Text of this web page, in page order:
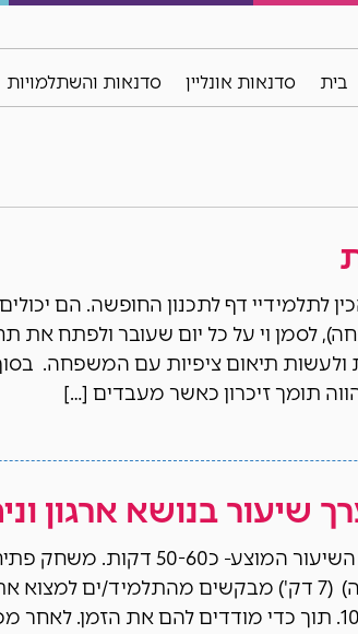
בית סדנאות אונליין סדנאות והשתלמויות
לתלמידיי דף לתכנון החופשה. הם
לסמן וי על כל יום שעובר ולפתח את
ולעשות תיאום ציפיות עם המשפחה.
תומך זיכרון כאשר מעבדים […]
שיעור בנושא ארגון
משך השיעור המוצע- כ50-
עד 100. תוך כדי מודדים להם את הזמן.